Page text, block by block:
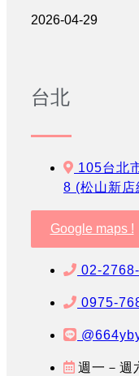
2026-04-29
台北
105台北
8 (松山新店
Google maps !
02-
0975-
週一－週